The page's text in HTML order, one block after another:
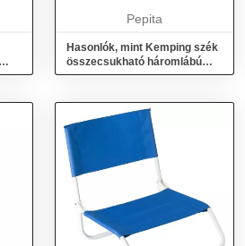
Pepita
Hasonlók, mint Kemping szék
összecsukható háromlábú
horgász szék fekete